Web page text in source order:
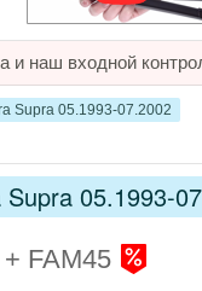
и наш входной
Supra 05.1993-07.2002
05.1993-
FAM45